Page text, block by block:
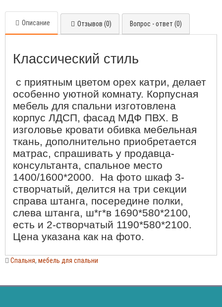
Описание Отзывов (0) Вопрос - ответ (0)
Классический стиль
с приятным цветом орех катри, делает
особенно уютной комнату. Корпусная
мебель для спальни изготовлена
корпус ЛДСП, фасад МДФ ПВХ. В
изголовье кровати обивка мебельная
ткань, дополнительно приобретается
матрас, спрашивать у продавца-
консультанта, спальное место
1400/1600*2000. На фото шкаф 3-
створчатый, делится на три секции
справа штанга, посередине полки,
слева штанга, ш*г*в 1690*580*2100,
есть и 2-створчатый 1190*580*2100.
Цена указана как на фото.
Спальня, мебель для спальни